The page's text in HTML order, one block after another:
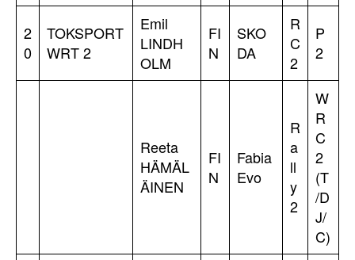
2
0
TOKSPORT
WRT 2
Emil
LINDH
OLM
FI
N
SKO
DA
R
C
2
P
2
Reeta
HÄMÄL
ÄINEN
FI
N
Fabia
Evo
R
a
ll
y
2
W
R
C
2
(T
/D
J/
C)